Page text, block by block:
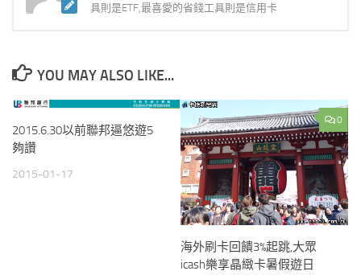
具則是ETF,最喜愛的省錢工具則是信用卡
YOU MAY ALSO LIKE...
2015.6.30以前聯邦逼悠遊5
夠讚
2015-01-17
0
海外刷卡回饋3%起跳,大眾
icash樂享晶緻卡暑假遊日